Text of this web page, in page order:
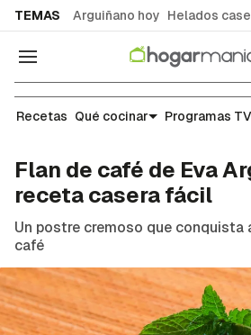
TEMAS Arguiñano hoy Helados
Navegación
Recetas
Recetas Qué cocinar Programas TV
Flan de café de Eva
receta casera fácil
Un postre cremoso que conquista
café